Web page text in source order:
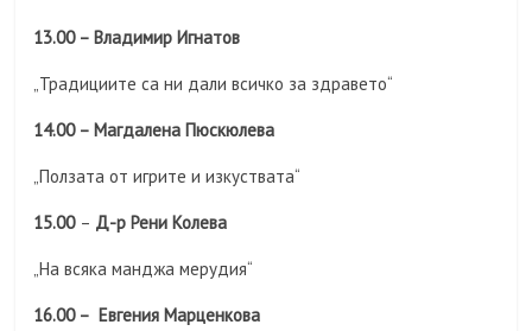
13.00 – Владимир Игнатов
„Традициите са ни дали всичко за здравето“
14.00 – Магдалена Пюскюлева
„Ползата от игрите и изкуствата“
15.00 – Д-р Рени Колева
„На всяка манджа мерудия“
16.00 – Евгения Марценкова